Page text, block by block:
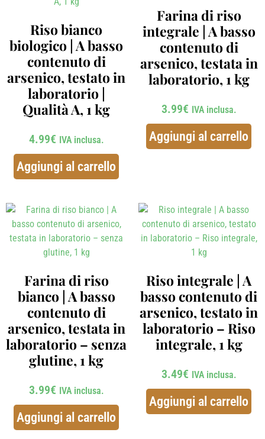
Riso bianco
biologico | A basso
contenuto di
arsenico, testato in
laboratorio |
Qualità A, 1 kg
4.99€ IVA inclusa.
Aggiungi al carrello
Farina di riso
integrale | A basso
contenuto di
arsenico, testata in
laboratorio, 1 kg
3.99€ IVA inclusa.
Aggiungi al carrello
Farina di riso
bianco | A basso
contenuto di
arsenico, testata in
laboratorio – senza
glutine, 1 kg
3.99€ IVA inclusa.
Aggiungi al carrello
Riso integrale | A
basso contenuto di
arsenico, testato in
laboratorio – Riso
integrale, 1 kg
3.49€ IVA inclusa.
Aggiungi al carrello